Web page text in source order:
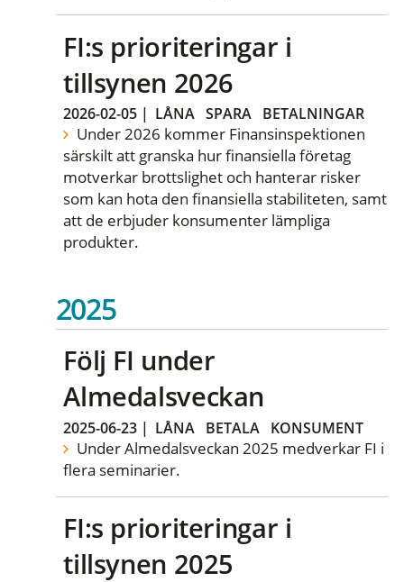
FI:s prioriteringar i
tillsynen 2026
2026-02-05 | LÅNA SPARA BETALNINGAR
Under 2026 kommer Finansinspektionen
särskilt att granska hur finansiella företag
motverkar brottslighet och hanterar risker
som kan hota den finansiella stabiliteten, samt
att de erbjuder konsumenter lämpliga
produkter.
2025
Följ FI under
Almedalsveckan
2025-06-23 | LÅNA BETALA KONSUMENT
Under Almedalsveckan 2025 medverkar FI i
flera seminarier.
FI:s prioriteringar i
tillsynen 2025